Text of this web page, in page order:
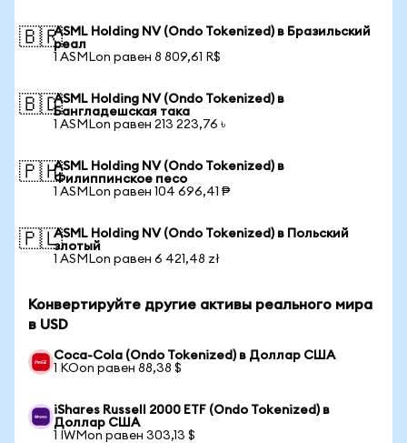
🇧🇷ASML Holding NV (Ondo Tokenized) в Бразильский
реал
1 ASMLon равен 8 809,61 R$
🇧🇩ASML Holding NV (Ondo Tokenized) в
Бангладешская така
1 ASMLon равен 213 223,76 ৳
🇵🇭ASML Holding NV (Ondo Tokenized) в
Филиппинское песо
1 ASMLon равен 104 696,41 ₱
🇵🇱ASML Holding NV (Ondo Tokenized) в Польский
злотый
1 ASMLon равен 6 421,48 zł
Конвертируйте другие активы реального мира
в USD
Coca-Cola (Ondo Tokenized) в Доллар США
1 KOon равен 88,38 $
iShares Russell 2000 ETF (Ondo Tokenized) в
Доллар США
1 IWMon равен 303,13 $